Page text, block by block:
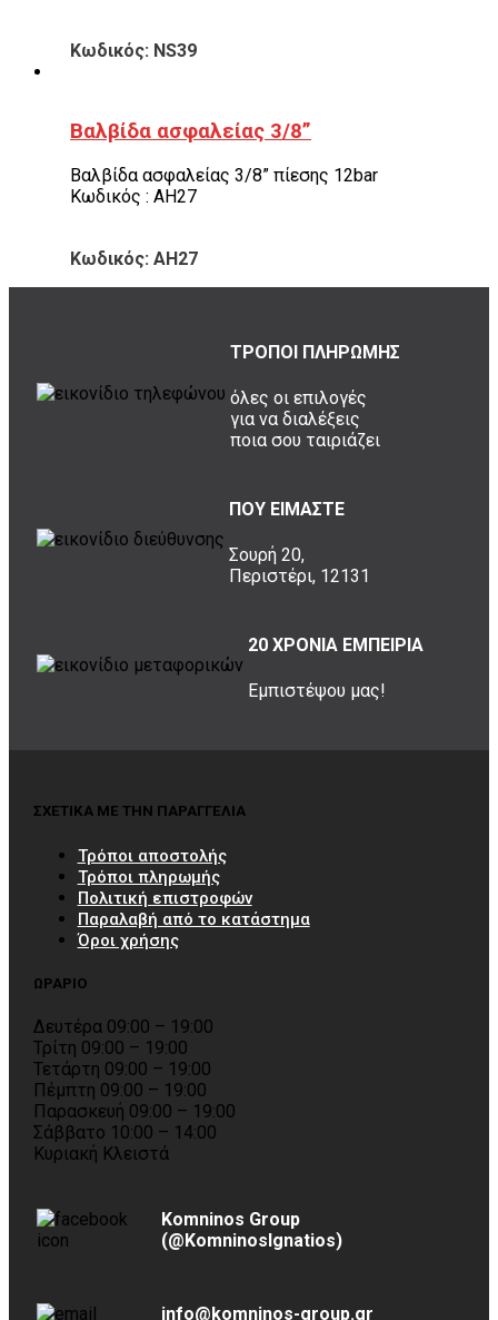
Κωδικός: NS39
Βαλβίδα ασφαλείας 3/8”
Βαλβίδα ασφαλείας 3/8” πίεσης 12bar
Κωδικός : AH27
Κωδικός: AH27
ΤΡΟΠΟΙ ΠΛΗΡΩΜΗΣ
όλες οι επιλογές
για να διαλέξεις
ποια σου ταιριάζει
ΠΟΥ ΕΙΜΑΣΤΕ
Σουρή 20,
Περιστέρι, 12131
20 ΧΡΟΝΙΑ ΕΜΠΕΙΡΙΑ
Εμπιστέψου μας!
ΣΧΕΤΙΚΑ ΜΕ ΤΗΝ ΠΑΡΑΓΓΕΛΙΑ
Τρόποι αποστολής
Τρόποι πληρωμής
Πολιτική επιστροφών
Παραλαβή από το κατάστημα
Όροι χρήσης
ΩΡΑΡΙΟ
Δευτέρα 09:00 – 19:00
Τρίτη 09:00 – 19:00
Τετάρτη 09:00 – 19:00
Πέμπτη 09:00 – 19:00
Παρασκευή 09:00 – 19:00
Σάββατο 10:00 – 14:00
Κυριακή Κλειστά
Komninos Group
(@KomninosIgnatios)
info@komninos-group.gr